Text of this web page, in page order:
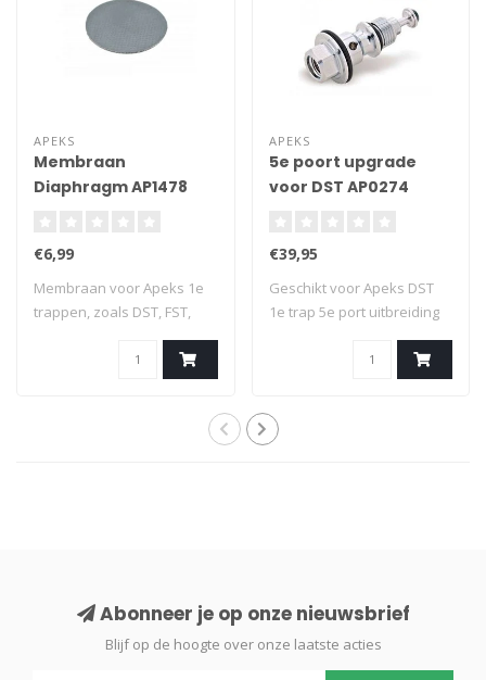
APEKS
Membraan
Diaphragm AP1478
€6,99
Membraan voor Apeks 1e
trappen, zoals DST, FST,
APEKS
5e poort upgrade
voor DST AP0274
€39,95
Geschikt voor Apeks DST
1e trap 5e port uitbreiding
Abonneer je op onze nieuwsbrief
Blijf op de hoogte over onze laatste acties